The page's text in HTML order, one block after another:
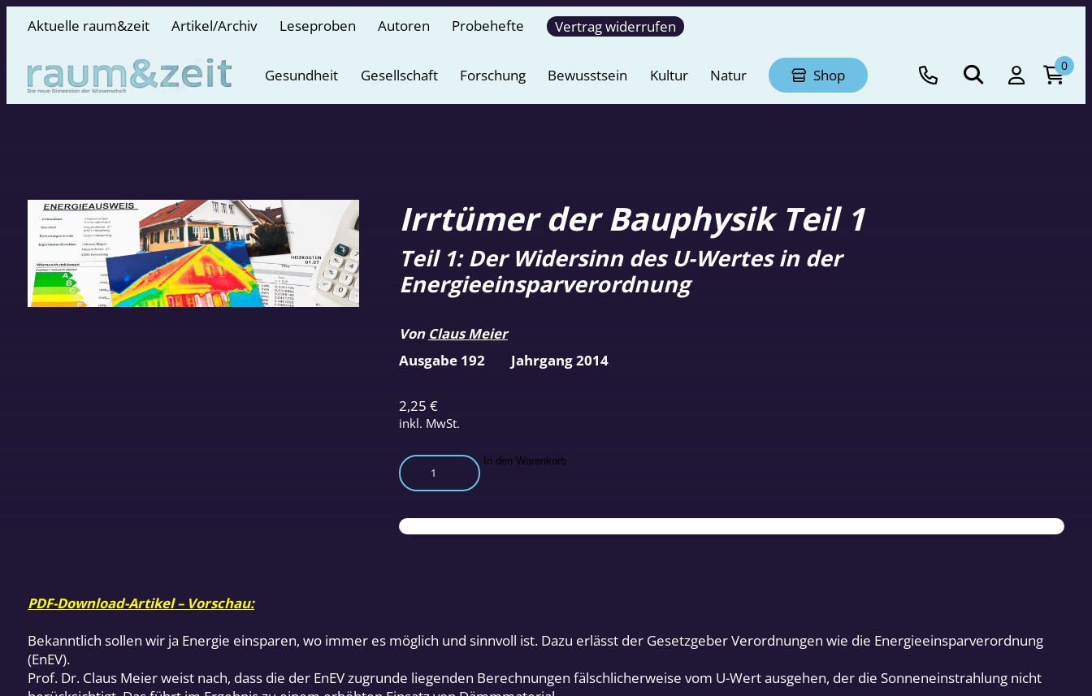
Aktuelle raum&zeit Artikel/Archiv Leseproben Autoren Probehefte Vertrag widerrufen
Gesundheit Gesellschaft Forschung Bewusstsein Kultur Natur Shop
0
Irrtümer der Bauphysik Teil 1
2,25 €
inkl. MwSt.
Teil 1: Der Widersinn des U-Wertes in der
Energieeinsparverordnung
Von Claus Meier
Irrtümer
der
Teil
1
In den Warenkorb
Ausgabe 192 Jahrgang 2014
PDF-Download-Artikel – Vorschau:
Bekanntlich sollen wir ja Energie einsparen, wo immer es möglich und sinnvoll ist. Dazu erlässt der Gesetzgeber Verordnungen wie die Energieeinsparverordnung
(EnEV).
Prof. Dr. Claus Meier weist nach, dass die der EnEV zugrunde liegenden Berechnungen fälschlicherweise vom U-Wert ausgehen, der die Sonneneinstrahlung nicht